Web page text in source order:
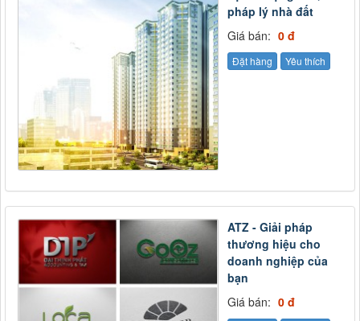
pháp lý nhà đất
Giá bán: 0 đ
Đặt hàng Yêu thích
ATZ - Giải pháp
thương hiệu cho
doanh nghiệp của
bạn
Giá bán: 0 đ